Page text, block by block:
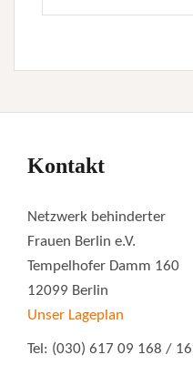
Kontakt
Netzwerk behinderter
Frauen Berlin e.V.
Tempelhofer Damm 160
12099 Berlin
Unser Lageplan
Tel: (030) 617 09 168 /